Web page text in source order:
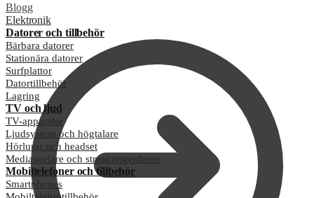
Blogg
Elektronik
Datorer och tillbehör
Bärbara datorer
Stationära datorer
Surfplattor
Datortillbehör
Lagring
TV och ljud
TV-apparater
Ljudsystem och högtalare
Hörlurar och headset
Mediaspelare och streamingenheter
Mobiltelefoner och tillbehör
Smartphones